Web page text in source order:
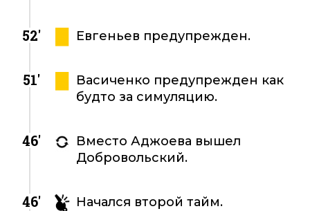
52' Евгеньев предупрежден.
51'
Васиченко предупрежден как
будто за симуляцию.
46'
Вместо Аджоева вышел
Добровольский.
46' Начался второй тайм.